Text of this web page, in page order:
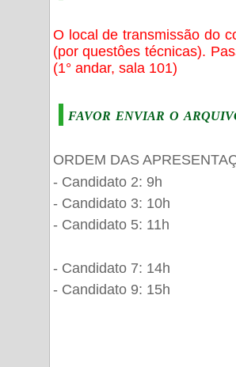
O local de transmissão do
(por questôes técnicas).
(1° andar, sala 101)
favor enviar o
ORDEM DAS
- Candidato 2: 9h
- Candidato 3: 10h
- Candidato 5: 11h
- Candidato 7: 14h
- Candidato 9: 15h